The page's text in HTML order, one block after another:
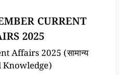
CURRENT
2025
Affairs 2025 (सामान्य
Knowledge)